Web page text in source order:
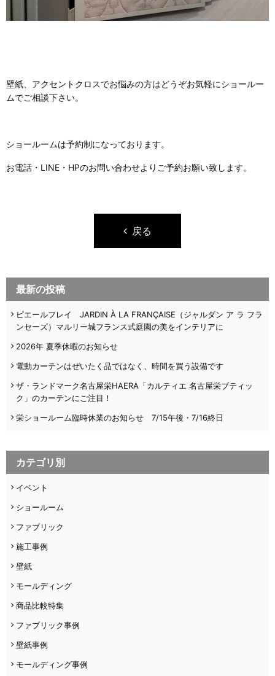
壁紙、アクセントクロスでお悩みの方はどうぞお気軽にショールー
ムでご相談下さい。
ショールームは予約制になっております。
お電話・LINE・HPのお問い合わせよりご予約お願い致します。
戻る
最新の投稿
ピエールフレイ JARDIN À LA FRANÇAISE（ジャルダン ア ラ フラ
ンセーズ）マルリー城フランス式庭園の美をインテリアに
2026年 夏季休暇のお知らせ
電動カーテンはぜいたく品ではなく、時間を買う設備です
ザ・ランドマーク名古屋栄HAERA「カルティエ 名古屋栄ブティッ
ク」のカーテンにご注目！
栄ショールーム臨時休業のお知らせ 7/15午後・7/16終日
カテゴリ別
イベント
ショールーム
ファブリック
施工事例
壁紙
モールディング
商品比較特集
ファブリック事例
壁紙事例
モールディング事例